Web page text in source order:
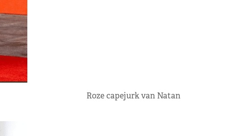
Roze capejurk van Natan